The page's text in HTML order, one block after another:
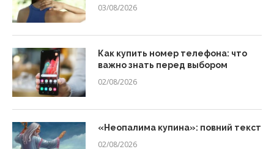
03/08/2026
Как купить номер телефона: что
важно знать перед выбором
02/08/2026
«Неопалима купина»: повний текст
02/08/2026